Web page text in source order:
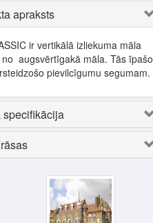
apraksts
ir vertikālā izliekuma māla
augsvērtīgakā māla. Tās īpašo
pievilcīgumu segumam.
specifikācija